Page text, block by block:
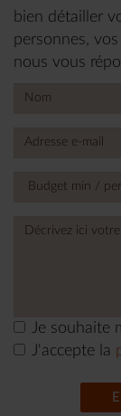
bien détailler
personnes,
nous vous
Je souhaite
J'accepte la